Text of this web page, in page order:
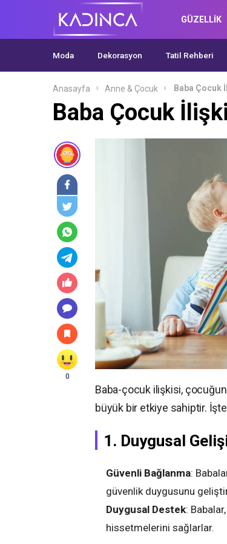
GÜZELLİK
Moda Dekorasyon Tatil Rehberi
Anasayfa Anne & Çocuk Baba Çocuk
Baba Çocuk
0
Baba-çocuk ilişkisi,
büyük bir etkiye sahiptir.
1. Duygusal
Güvenli Bağlanma:
güvenlik duygusunu
Duygusal Destek:
hissetmelerini sağlarlar.